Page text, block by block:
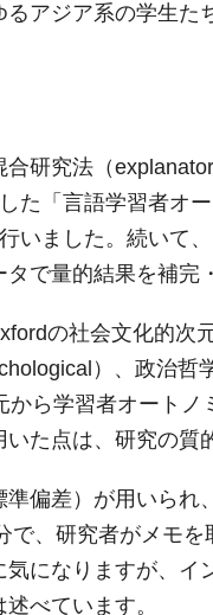
アジア系の学生
研究法（
た「言語学習者オ
いました。続いて
で量的結果を補完
の社会文化的次
）、政治
ら学習者オート
た点は、研究の質
偏差）が用いら
で、研究者がメモ
になりますが、
べています。